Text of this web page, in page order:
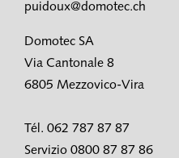
puidoux@domotec.ch
Domotec SA
Via Cantonale 8
6805 Mezzovico-Vira
Tél. 062 787 87 87
Servizio 0800 87 87 86